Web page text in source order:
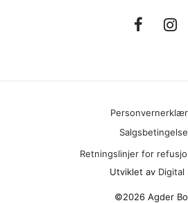
Retningslinjer for
Utviklet av Digital
©2026 Agder